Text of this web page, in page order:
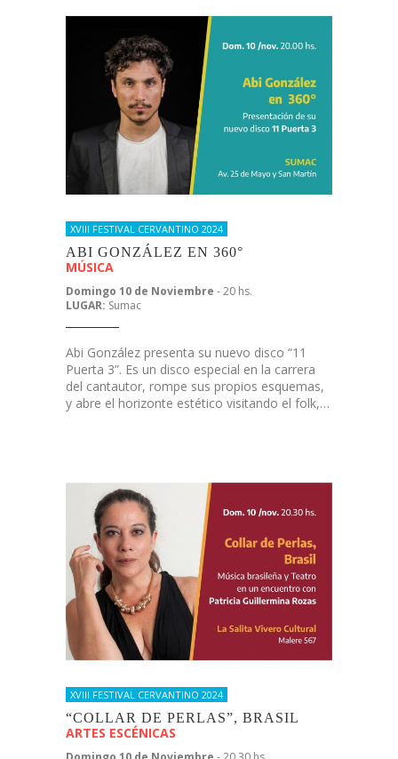
XVIII FESTIVAL CERVANTINO 2024
ABI GONZÁLEZ EN 360°
MÚSICA
Domingo 10 de Noviembre - 20 hs.
LUGAR: Sumac
Abi González presenta su nuevo disco “11
Puerta 3”. Es un disco especial en la carrera
del cantautor, rompe sus propios esquemas,
y abre el horizonte estético visitando el folk,…
XVIII FESTIVAL CERVANTINO 2024
“COLLAR DE PERLAS”, BRASIL
ARTES ESCÉNICAS